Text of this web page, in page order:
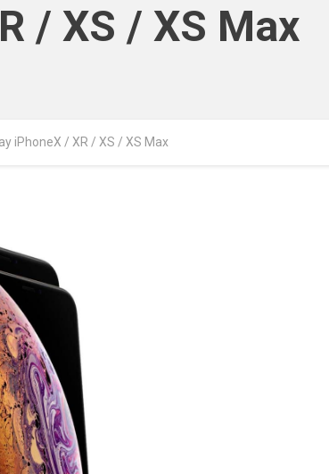
/ XS / XS Max
iPhoneX / XR / XS / XS Max